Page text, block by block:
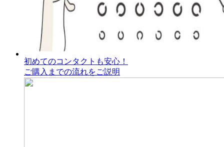
初めてのコンタクトも安心！
ご購入までの流れをご説明